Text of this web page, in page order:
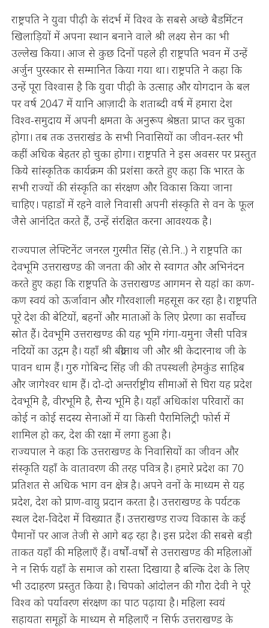
राष्ट्रपति ने युवा पीढ़ी के संदर्भ में विश्व के सबसे अच्छे बैडमिंटन
खिलाड़ियों में अपना स्थान बनाने वाले श्री लक्ष्य सेन का भी
उल्लेख किया। आज से कुछ दिनों पहले ही राष्ट्रपति भवन में उन्हें
अर्जुन पुरस्कार से सम्मानित किया गया था। राष्ट्रपति ने कहा कि
उन्हें पूरा विश्वास है कि युवा पीढ़ी के उत्साह और योगदान के बल
पर वर्ष 2047 में यानि आज़ादी के शताब्दी वर्ष में हमारा देश
विश्व-समुदाय में अपनी क्षमता के अनुरूप श्रेष्ठता प्राप्त कर चुका
होगा। तब तक उत्तराखंड के सभी निवासियों का जीवन-स्तर भी
कहीं अधिक बेहतर हो चुका होगा। राष्ट्रपति ने इस अवसर पर प्रस्तुत
किये सांस्कृतिक कार्यक्रम की प्रशंसा करते हुए कहा कि भारत के
सभी राज्यों की संस्कृति का संरक्षण और विकास किया जाना
चाहिए। पहाडों में रहने वाले निवासी अपनी संस्कृति से वन के फूल
जैसे आनंदित करते हैं, उन्हें संरक्षित करना आवश्यक है।
राज्यपाल लेफ्टिनेंट जनरल गुरमीत सिंह (से.नि..) ने राष्ट्रपति का
देवभूमि उत्तराखण्ड की जनता की ओर से स्वागत और अभिनंदन
करते हुए कहा कि राष्ट्रपति के उत्तराखण्ड आगमन से यहां का कण-
कण स्वयं को ऊर्जावान और गौरवशाली महसूस कर रहा है। राष्ट्रपति
पूरे देश की बेटियों, बहनों और माताओं के लिए प्रेरणा का सर्वोच्च
स्रोत हैं। देवभूमि उत्तराखण्ड की यह भूमि गंगा-यमुना जैसी पवित्र
नदियों का उद्गम है। यहाँ श्री बद्रीनाथ जी और श्री केदारनाथ जी के
पावन धाम हैं। गुरु गोबिन्द सिंह जी की तपस्थली हेमकुंड साहिब
और जागेश्वर धाम हैं। दो-दो अन्तर्राष्ट्रीय सीमाओं से घिरा यह प्रदेश
देवभूमि है, वीरभूमि है, सैन्य भूमि है। यहाँ अधिकांश परिवारों का
कोई न कोई सदस्य सेनाओं में या किसी पैरामिलिट्री फोर्स में
शामिल हो कर, देश की रक्षा में लगा हुआ है।
राज्यपाल ने कहा कि उत्तराखण्ड के निवासियों का जीवन और
संस्कृति यहाँ के वातावरण की तरह पवित्र है। हमारे प्रदेश का 70
प्रतिशत से अधिक भाग वन क्षेत्र है। अपने वनों के माध्यम से यह
प्रदेश, देश को प्राण-वायु प्रदान करता है। उत्तराखण्ड के पर्यटक
स्थल देश-विदेश में विख्यात हैं। उत्तराखण्ड राज्य विकास के कई
पैमानों पर आज तेजी से आगे बढ़ रहा है। इस प्रदेश की सबसे बड़ी
ताकत यहाँ की महिलाएँ हैं। वर्षों-वर्षों से उत्तराखण्ड की महिलाओं
ने न सिर्फ यहाँ के समाज को रास्ता दिखाया है बल्कि देश के लिए
भी उदाहरण प्रस्तुत किया है। चिपको आंदोलन की गौरा देवी ने पूरे
विश्व को पर्यावरण संरक्षण का पाठ पढ़ाया है। महिला स्वयं
सहायता समूहों के माध्यम से महिलाएँ न सिर्फ उत्तराखण्ड के